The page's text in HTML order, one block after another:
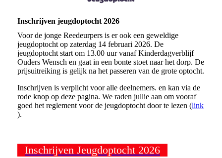
Inschrijven jeugdoptocht 2026
Voor de jonge Reedeurpers is er ook een geweldige
jeugdoptocht op zaterdag 14 februari 2026. De
jeugdoptocht start om 13.00 uur vanaf Kinderdagverblijf
Ouders Wensch en gaat in een bonte stoet naar het dorp. De
prijsuitreiking is gelijk na het passeren van de grote optocht.
Inschrijven is verplicht voor alle deelnemers. en kan via de
rode knop op deze pagina. We raden jullie aan om vooraf
goed het reglement voor de jeugdoptocht door te lezen (link
).
Inschrijven Jeugdoptocht 2026